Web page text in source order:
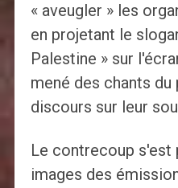
« aveugler » les
en projetant le
Palestine » sur
mené des chants du
discours sur leur
Le contrecoup s'est
images des